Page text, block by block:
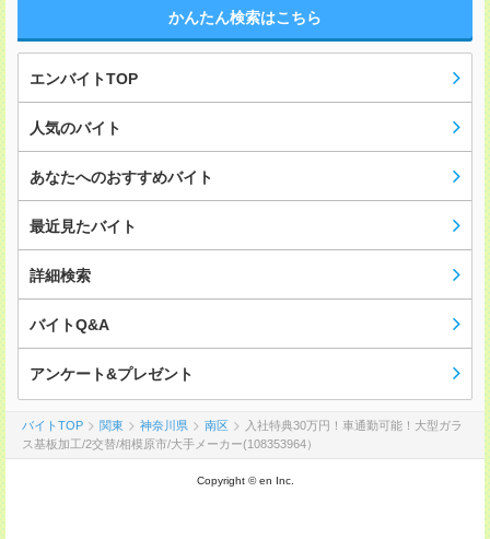
かんたん検索はこちら
エンバイトTOP
人気のバイト
あなたへのおすすめバイト
最近見たバイト
詳細検索
バイトQ&A
アンケート&プレゼント
バイトTOP 関東 神奈川県 南区
入社特典30万円！車通勤可能！大型ガラ
ス基板加工/2交替/相模原市/大手メーカー(108353964）
Copyright © en Inc.